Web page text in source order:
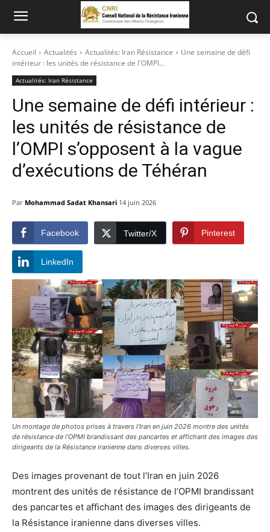
Accueil Actualités Actualités: Iran Résistance
Une semaine de défi
intérieur : les unités de résistance de l'OMPI...
Actualités: Iran Résistance
Une semaine de défi intérieur :
les unités de résistance de
l’OMPI s’opposent à la vague
d’exécutions de Téhéran
Par Mohammad Sadat Khansari 14 juin 2026
Facebook Twitter/X Pinterest
LinkedIn
Un montage de photos prises à travers l’Iran en juin 2026 montre des unités
de résistance de l’OPMI brandissant des pancartes et affichant des images des
dirigeants de la Résistance iranienne dans diverses villes.
Des images provenant de tout l’Iran en juin 2026
montrent des unités de résistance de l’OPMI brandissant
des pancartes et affichant des images des dirigeants de
la Résistance iranienne dans diverses villes.